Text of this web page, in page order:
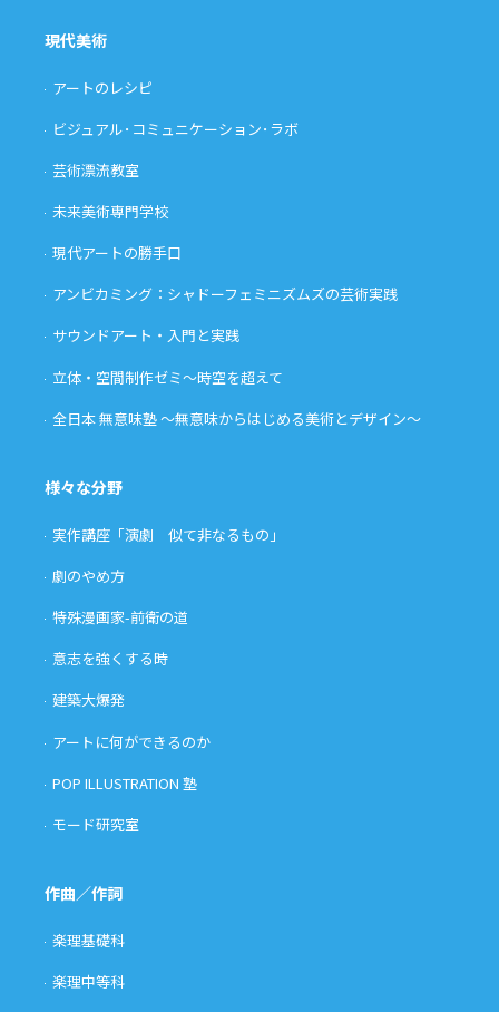
現代美術
アートのレシピ
ビジュアル･コミュニケーション･ラボ
芸術漂流教室
未来美術専門学校
現代アートの勝手口
アンビカミング：シャドーフェミニズムズの芸術実践
サウンドアート・入門と実践
立体・空間制作ゼミ〜時空を超えて
全日本 無意味塾 〜無意味からはじめる美術とデザイン〜
様々な分野
実作講座「演劇 似て非なるもの」
劇のやめ方
特殊漫画家-前衛の道
意志を強くする時
建築大爆発
アートに何ができるのか
POP ILLUSTRATION 塾
モード研究室
作曲／作詞
楽理基礎科
楽理中等科